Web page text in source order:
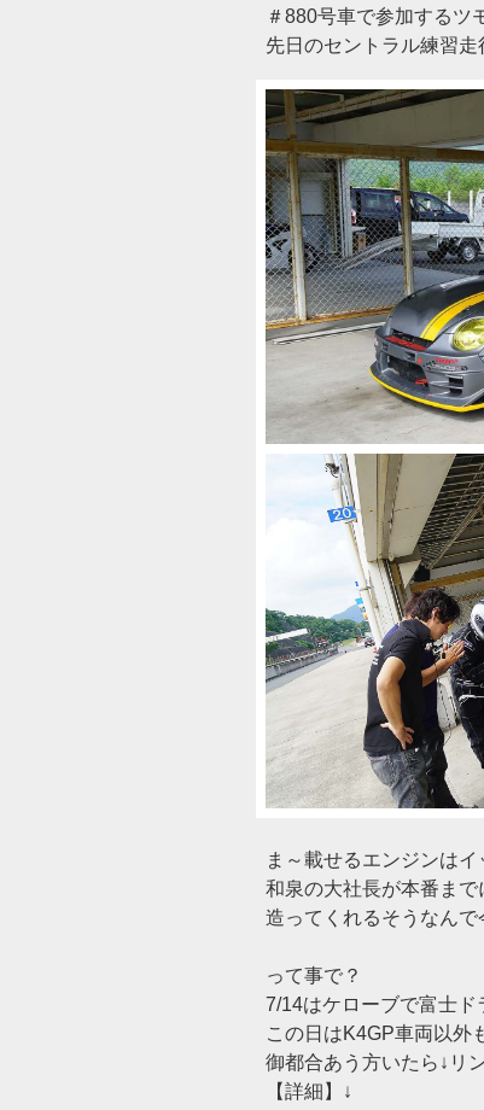
＃880号車で参加するツ
先日のセントラル練習
ま～載せるエンジンは
和泉の大社長が本番ま
造ってくれるそうなん
って事で？
7/14はケローブで富士ド
この日はK4GP車両以外
御都合あう方いたら↓リ
【詳細】↓